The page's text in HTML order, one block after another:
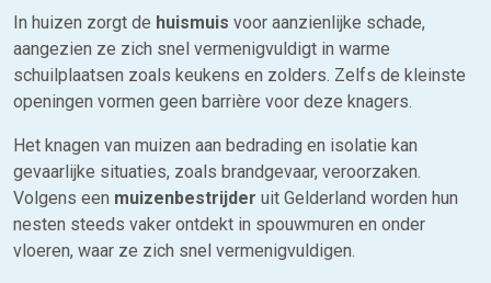
In huizen zorgt de huismuis voor aanzienlijke schade,
aangezien ze zich snel vermenigvuldigt in warme
schuilplaatsen zoals keukens en zolders. Zelfs de kleinste
openingen vormen geen barrière voor deze knagers.
Het knagen van muizen aan bedrading en isolatie kan
gevaarlijke situaties, zoals brandgevaar, veroorzaken.
Volgens een muizenbestrijder uit Gelderland worden hun
nesten steeds vaker ontdekt in spouwmuren en onder
vloeren, waar ze zich snel vermenigvuldigen.